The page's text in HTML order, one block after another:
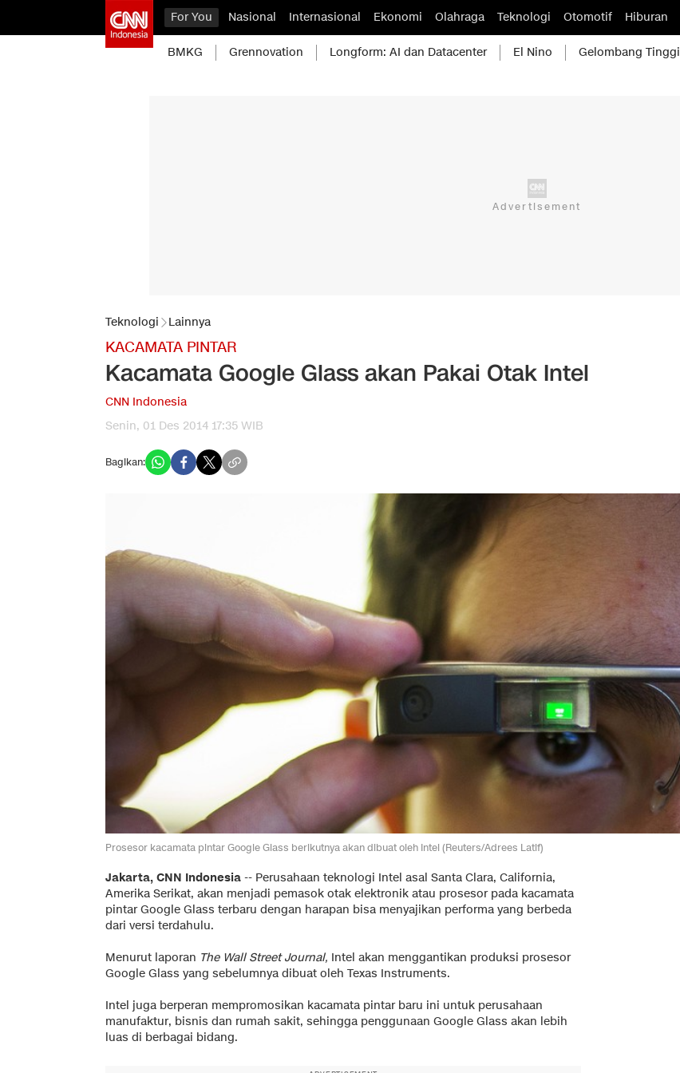
For You Nasional Internasional Ekonomi Olahraga Teknologi Otomotif Hiburan
BMKG Grennovation Longform: AI dan Datacenter El Nino Gelombang Tinggi
Teknologi Lainnya
KACAMATA PINTAR
Kacamata Google Glass akan Pakai Otak Intel
CNN Indonesia
Senin, 01 Des 2014 17:35 WIB
Bagikan:
Prosesor kacamata pintar Google Glass berikutnya akan dibuat oleh Intel (Reuters/Adrees Latif)
Jakarta, CNN Indonesia -- Perusahaan teknologi Intel asal Santa Clara, California,
Amerika Serikat, akan menjadi pemasok otak elektronik atau prosesor pada kacamata
pintar Google Glass terbaru dengan harapan bisa menyajikan performa yang berbeda
dari versi terdahulu.
Menurut laporan The Wall Street Journal, Intel akan menggantikan produksi prosesor
Google Glass yang sebelumnya dibuat oleh Texas Instruments.
Intel juga berperan mempromosikan kacamata pintar baru ini untuk perusahaan
manufaktur, bisnis dan rumah sakit, sehingga penggunaan Google Glass akan lebih
luas di berbagai bidang.